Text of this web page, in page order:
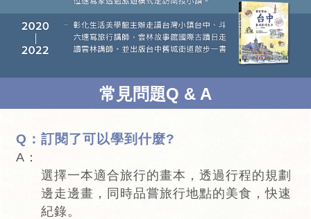
常見問題Q & A
Q：訂閱了可以學到什麼?
A：
選擇一本適合旅行的畫本，透過行程的規劃
邊走邊畫，同時品嘗旅行地點的美食，快速
紀錄。